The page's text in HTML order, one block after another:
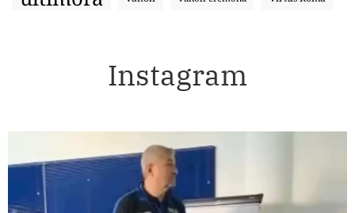
Instagram